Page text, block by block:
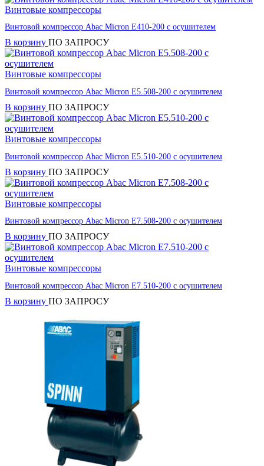
Винтовые компрессоры
Винтовой компрессор Abac Micron E410-200 с осушителем
В корзину ПО ЗАПРОСУ
Винтовые компрессоры
Винтовой компрессор Abac Micron E5.508-200 с осушителем
В корзину ПО ЗАПРОСУ
Винтовые компрессоры
Винтовой компрессор Abac Micron E5.510-200 с осушителем
В корзину ПО ЗАПРОСУ
Винтовые компрессоры
Винтовой компрессор Abac Micron E7.508-200 с осушителем
В корзину ПО ЗАПРОСУ
Винтовые компрессоры
Винтовой компрессор Abac Micron E7.510-200 с осушителем
В корзину ПО ЗАПРОСУ